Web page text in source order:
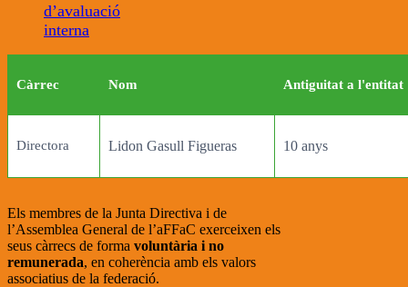
d’avaluació
interna
Càrrec Nom Antiguitat a l'entitat
Directora Lidon Gasull Figueras 10 anys
Els membres de la Junta Directiva i de
l’Assemblea General de l’aFFaC exerceixen els
seus càrrecs de forma voluntària i no
remunerada, en coherència amb els valors
associatius de la federació.